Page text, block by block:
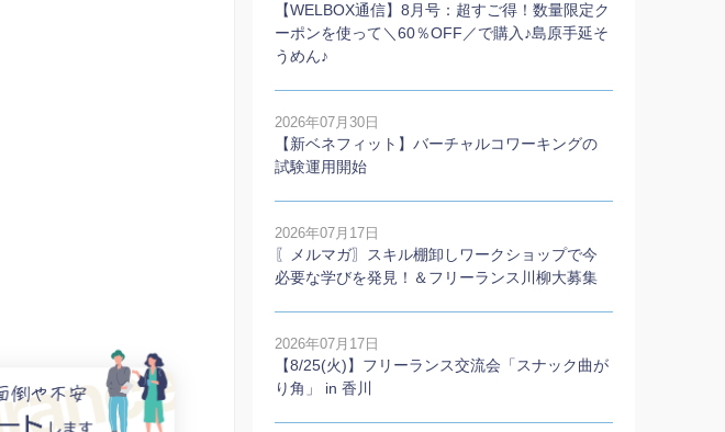
【WELBOX通信】8月号：超すご得！数量限定ク
ーポンを使って＼60％OFF／で購入♪島原手延そ
うめん♪
2026年07月30日
【新ベネフィット】バーチャルコワーキングの
試験運用開始
2026年07月17日
〖メルマガ〗スキル棚卸しワークショップで今
必要な学びを発見！＆フリーランス川柳大募集
2026年07月17日
【8/25(火)】フリーランス交流会「スナック曲が
り角」 in 香川